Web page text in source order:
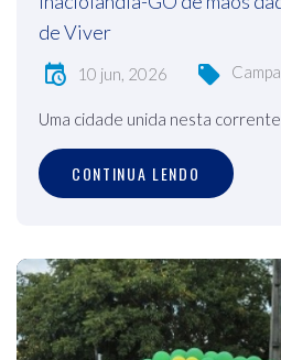
de Viver
10 jun, 2026
Uma cidade unida nesta
CONTINUA LENDO